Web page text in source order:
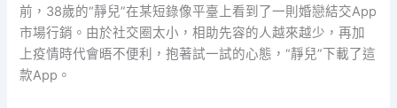
前，38歲的“靜兒”在某短錄像平臺上看到了一則婚戀結交App
市場行銷。由於社交圈太小，相助先容的人越來越少，再加
上疫情時代會晤不便利，抱著試一試的心態，“靜兒”下載了這
款App。